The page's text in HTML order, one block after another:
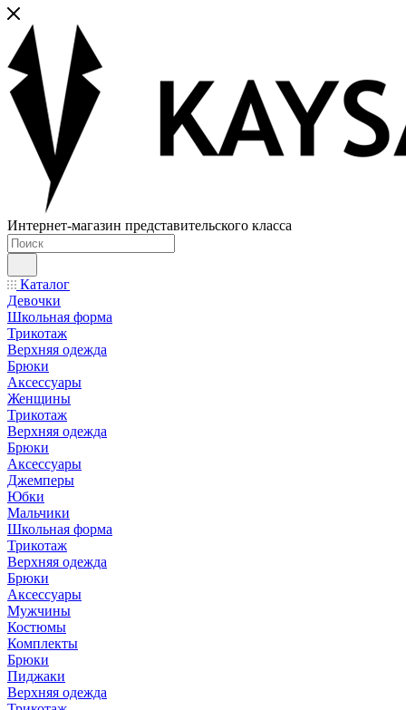
Интернет-магазин представительского класса
Каталог
Девочки
Школьная форма
Трикотаж
Верхняя одежда
Брюки
Аксессуары
Женщины
Трикотаж
Верхняя одежда
Брюки
Аксессуары
Джемперы
Юбки
Мальчики
Школьная форма
Трикотаж
Верхняя одежда
Брюки
Аксессуары
Мужчины
Костюмы
Комплекты
Брюки
Пиджаки
Верхняя одежда